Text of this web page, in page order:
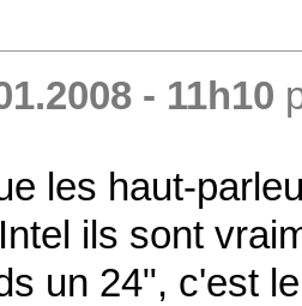
- 11h10
les haut-
ils sont
un 24", c'est